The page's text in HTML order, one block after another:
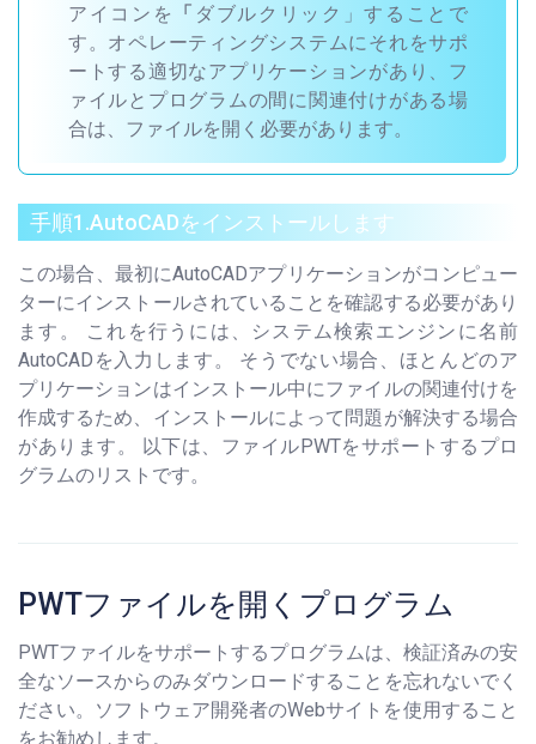
アイコンを
「 ダブルクリック」することで
す。オペレーティングシステムにそれをサポ
ートする適切なアプリケーションがあり、フ
ァイルとプログラムの間に関連付けがある場
合は、ファイルを開く必要があります。
手順1.AutoCADをインストールします
この場合、最初にAutoCADアプリケーションがコンピュー
ターにインストールされていることを確認する必要があり
ます。 これを行うには、システム検索エンジンに名前
AutoCADを入力します。 そうでない場合、ほとんどのア
プリケーションはインストール中にファイルの関連付けを
作成するため、インストールによって問題が解決する場合
があります。 以下は、ファイルPWTをサポートするプロ
グラムのリストです。
PWTファイルを開くプログラム
PWTファイルをサポートするプログラムは、検証済みの安
全なソースからのみダウンロードすることを忘れないでく
ださい。ソフトウェア開発者のWebサイトを使用すること
をお勧めします。